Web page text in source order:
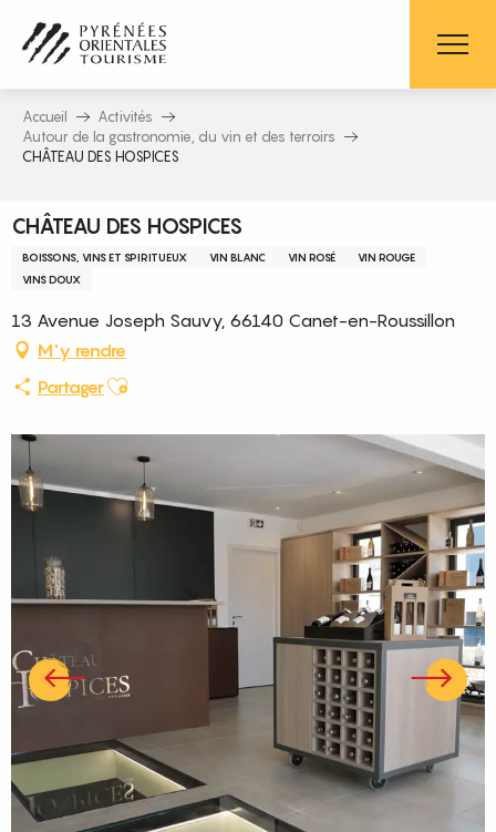
contenu
principal
Accueil
Activités
Autour de la gastronomie, du vin et des terroirs
CHÂTEAU DES HOSPICES
CHÂTEAU DES HOSPICES
BOISSONS, VINS ET SPIRITUEUX VIN BLANC VIN ROSÉ
VIN ROUGE
VINS DOUX
13 Avenue Joseph Sauvy, 66140 Canet-en-Roussillon
M'y rendre
PartagerAjouter aux favoris